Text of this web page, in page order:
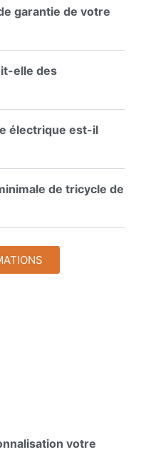
garantie de votre
elle des
électrique est-il
de tricycle de
votre